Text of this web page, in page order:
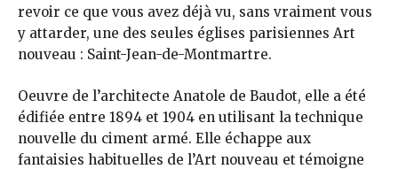
revoir ce que vous avez déjà vu, sans vraiment vous
y attarder, une des seules églises parisiennes Art
nouveau : Saint-Jean-de-Montmartre.
Oeuvre de l’architecte Anatole de Baudot, elle a été
édifiée entre 1894 et 1904 en utilisant la technique
nouvelle du ciment armé. Elle échappe aux
fantaisies habituelles de l’Art nouveau et témoigne